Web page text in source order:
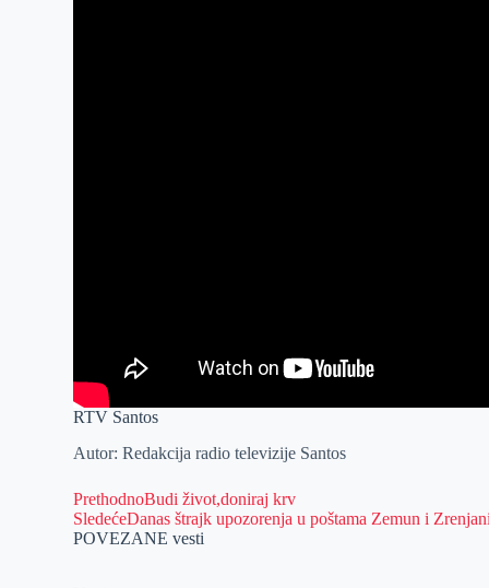
RTV Santos
Autor: Redakcija radio televizije Santos
PrethodnoBudi život,doniraj krv
SledećeDanas štrajk upozorenja u poštama Zemun i
POVEZANE vesti